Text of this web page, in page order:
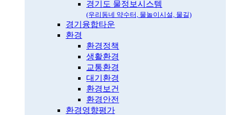
경기도 물정보시스템
(우리동네 약수터, 물놀이시설, 물길)
경기융합타운
환경
환경정책
생활환경
교통환경
대기환경
환경보건
환경안전
환경영향평가